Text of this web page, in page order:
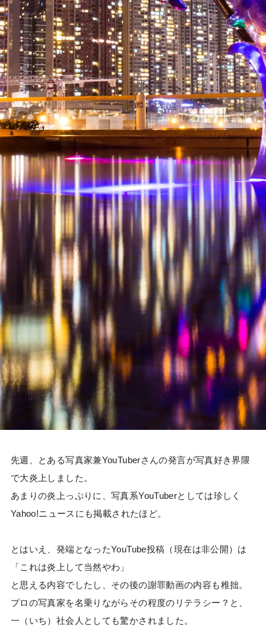
先週、とある写真家兼YouTuberさんの発言が写真好き界隈
で大炎上しました。
あまりの炎上っぷりに、写真系YouTuberとしては珍しく
Yahoo!ニュースにも掲載されたほど。
とはいえ、発端となったYouTube投稿（現在は非公開）は
「これは炎上して当然やわ」
と思える内容でしたし、その後の謝罪動画の内容も稚拙。
プロの写真家を名乗りながらその程度のリテラシー？と、
一（いち）社会人としても驚かされました。